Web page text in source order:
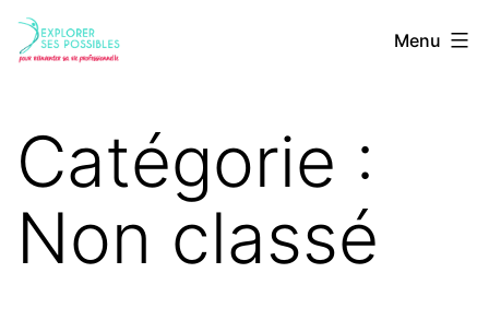
Aller
auAgathe
Menu
Catégorie :
Non classé